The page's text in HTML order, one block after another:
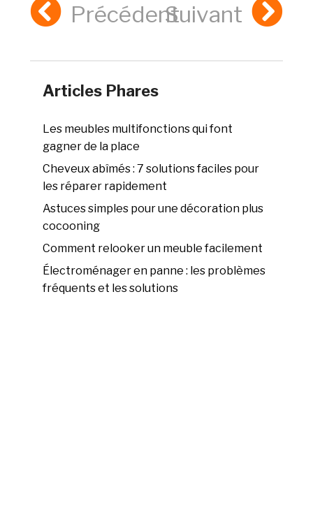
PrécédentSuivant
Articles Phares
Les meubles multifonctions qui font
gagner de la place
Cheveux abîmés : 7 solutions faciles pour
les réparer rapidement
Astuces simples pour une décoration plus
cocooning
Comment relooker un meuble facilement
Électroménager en panne : les problèmes
fréquents et les solutions